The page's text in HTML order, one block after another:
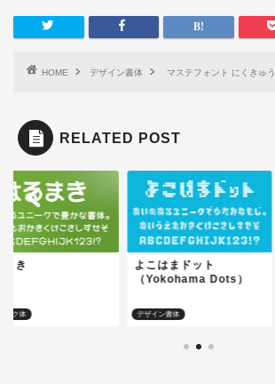
HOME デザイン書体 マステフォント にくきゅう
RELATED POST
ック体
まき
デザイン書体
よこはまドット
（Yokohama Dots）